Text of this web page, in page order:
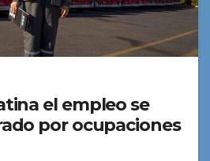
el empleo se
por ocupaciones